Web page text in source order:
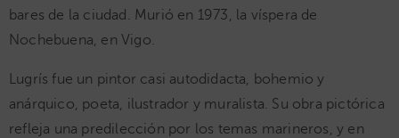
bares de la ciudad. Murió en 1973, la víspera de
Nochebuena, en Vigo.
Lugrís fue un pintor casi autodidacta, bohemio y
anárquico, poeta, ilustrador y muralista. Su obra pictórica
refleja una predilección por los temas marineros, y en